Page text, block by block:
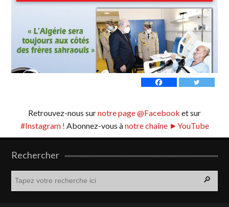
Retrouvez-nous surnotre page @Facebook et sur
#Instagram ! Abonnez-vous ànotre chaîne ►YouTube
Rechercher
e